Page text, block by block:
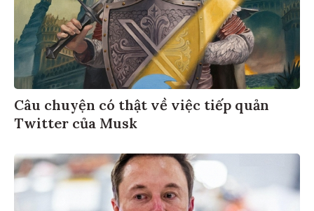
Câu chuyện có thật về việc tiếp quản
Twitter của Musk